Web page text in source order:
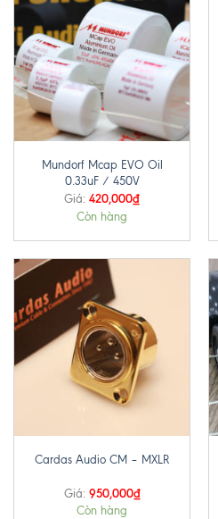
Mundorf Mcap EVO Oil
0.33uF / 450V
Giá: 420,000₫
Còn hàng
Cardas Audio CM – MXLR
Giá: 950,000₫
Còn hàng